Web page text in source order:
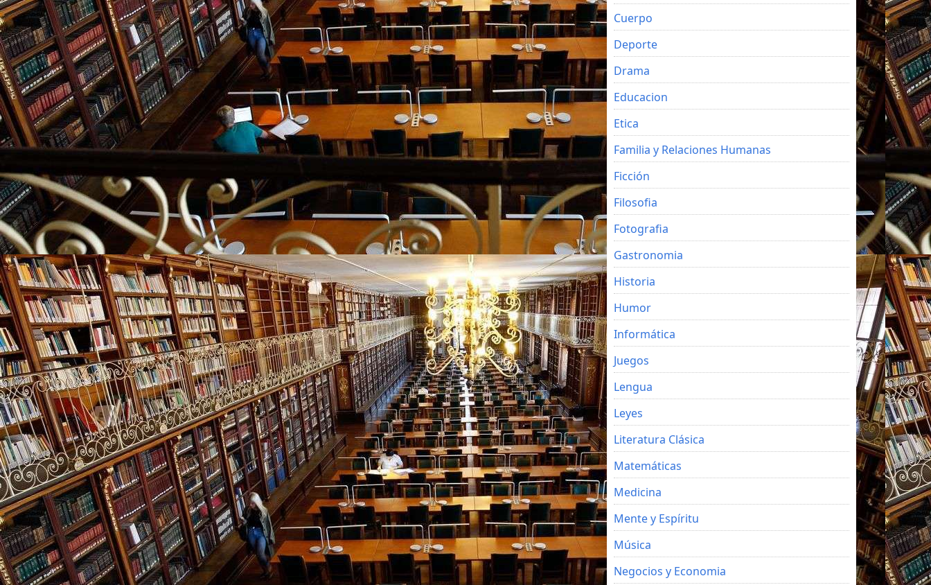
Cuerpo
Deporte
Drama
Educacion
Etica
Familia y Relaciones Humanas
Ficción
Filosofia
Fotografia
Gastronomia
Historia
Humor
Informática
Juegos
Lengua
Leyes
Literatura Clásica
Matemáticas
Medicina
Mente y Espíritu
Música
Negocios y Economia